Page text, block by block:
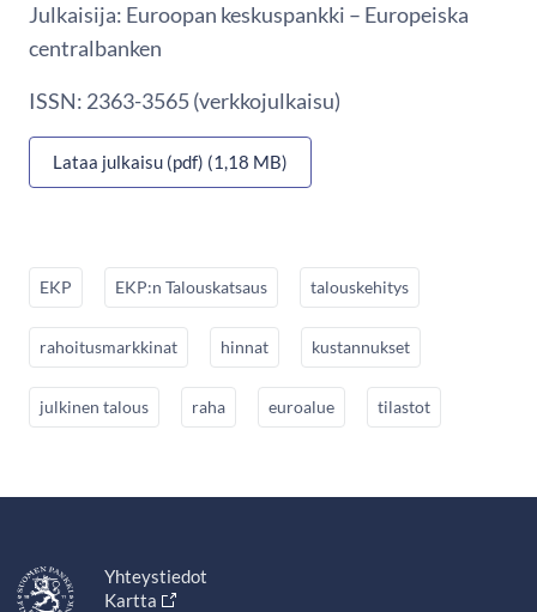
Julkaisija: Euroopan keskuspankki – Europeiska
centralbanken
ISSN: 2363-3565 (verkkojulkaisu)
Lataa julkaisu (pdf) (1,18 MB)
EKP EKP:n Talouskatsaus talouskehitys
rahoitusmarkkinat hinnat kustannukset
julkinen talous raha euroalue tilastot
Yhteystiedot
Kartta